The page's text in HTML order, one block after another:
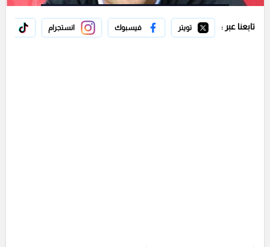
تابعنا عبر : تويتر فيسبوك انستجرام